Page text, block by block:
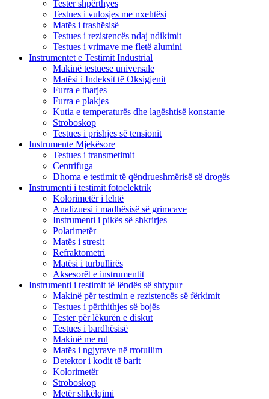
Tester shpërthyes
Testues i vulosjes me nxehtësi
Matës i trashësisë
Testues i rezistencës ndaj ndikimit
Testues i vrimave me fletë alumini
Instrumentet e Testimit Industrial
Makinë testuese universale
Matësi i Indeksit të Oksigjenit
Furra e tharjes
Furra e plakjes
Kutia e temperaturës dhe lagështisë konstante
Stroboskop
Testues i prishjes së tensionit
Instrumente Mjekësore
Testues i transmetimit
Centrifuga
Dhoma e testimit të qëndrueshmërisë së drogës
Instrumenti i testimit fotoelektrik
Kolorimetër i lehtë
Analizuesi i madhësisë së grimcave
Instrumenti i pikës së shkrirjes
Polarimetër
Matës i stresit
Refraktometri
Matësi i turbullirës
Aksesorët e instrumentit
Instrumenti i testimit të lëndës së shtypur
Makinë për testimin e rezistencës së fërkimit
Testues i përthithjes së bojës
Tester për lëkurën e diskut
Testues i bardhësisë
Makinë me rul
Matës i ngjyrave në rrotullim
Detektor i kodit të barit
Kolorimetër
Stroboskop
Metër shkëlqimi